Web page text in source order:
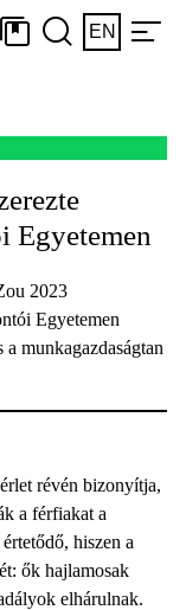
EN
Egyetemen
2023
Egyetemen
munkagazdaságtan
révén bizonyítja,
a férfiakat a
hiszen a
ők hajlamosak
elhárulnak.